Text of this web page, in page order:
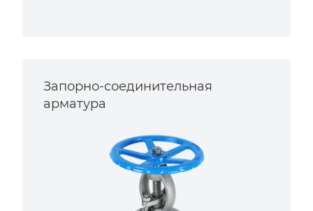
Запорно-соединительная
арматура